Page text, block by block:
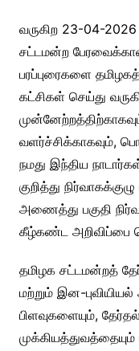
வருகிற 23-04-
சட்டமன்ற
பரப்புரைகளை
கட்சிகள் செய்து
வளர்ச்சிக்காகவும்,
நமது இந்திய
குறித்து
அணைத்து பகுதி
கீழ்கண்ட அறிவிப்பை
தமிழக சட்டமன்றத்
மற்றும் இன-
பிளவுகளையும்,